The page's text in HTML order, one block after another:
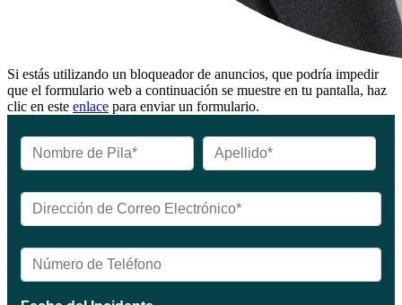
Si estás utilizando un bloqueador de anuncios, que podría impedir
que el formulario web a continuación se muestre en tu pantalla, haz
clic en este enlace para enviar un formulario.